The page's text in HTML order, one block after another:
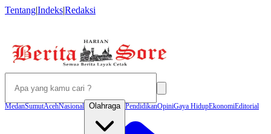
Tentang|Indeks|Redaksi
MedanSumutAcehNasional Olahraga PendidikanOpiniGaya HidupEkonomiEditorial